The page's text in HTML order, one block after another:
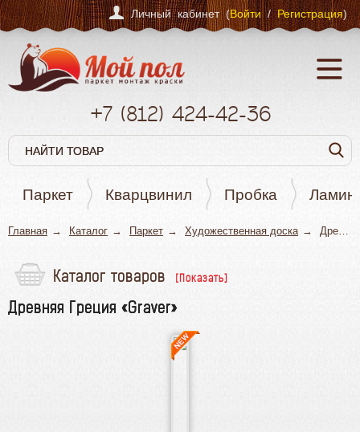
Личный кабинет (Войти/Регистрация)
+7 (812) 424-42-36
Паркет Кварцвинил Пробка
Главная Каталог Паркет Художественная доска Древняя Греция «Graver»
Каталог товаров
Паркет
Древняя Греция «Graver»